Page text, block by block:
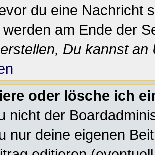
du eine Nachricht
am Ende der
Du kannst
oder lösche ich
nicht der
nur deine eigenen